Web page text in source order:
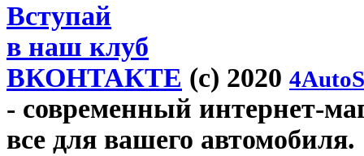
Вступай
в наш клуб
ВКОНТАКТЕ (c) 2020
- современный интернет-
все для вашего автомобиля.